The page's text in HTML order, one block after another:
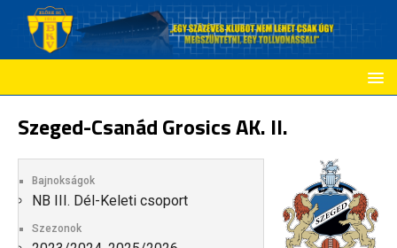
Szeged-Csanád Grosics AK. II.
Bajnokságok
NB III. Dél-Keleti csoport
Szezonok